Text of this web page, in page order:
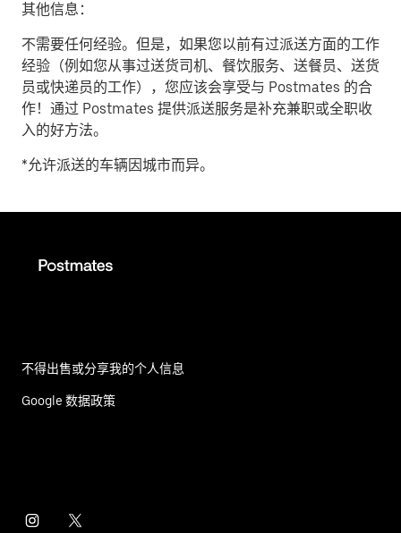
其他信息：
不需要任何经验。但是，如果您以前有过派送方面的工作
经验（例如您从事过送货司机、餐饮服务、送餐员、送货
员或快递员的工作），您应该会享受与 Postmates 的合
作！通过 Postmates 提供派送服务是补充兼职或全职收
入的好方法。
*允许派送的车辆因城市而异。
不得出售或分享我的个人信息
Google 数据政策